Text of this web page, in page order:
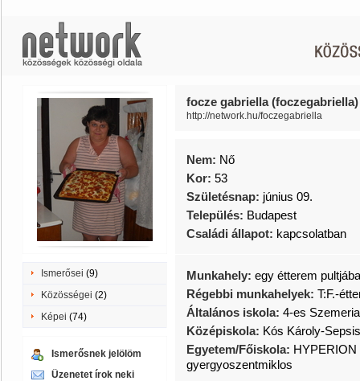
Ismerősei (9)
Közösségei (2)
Képei (74)
Ismerősnek jelölöm
Üzenetet írok neki
focze gabriella (foczegabriella)
http://network.hu/foczegabriella
Nem: Nő
Kor: 53
Születésnap: június 09.
Település: Budapest
Családi állapot: kapcsolatban
Munkahely: egy étterem
Régebbi munkahelyek: T:F.-
Általános iskola: 4-es
Középiskola: Kós Károly-
Egyetem/Főiskola:
gyergyoszentmiklos